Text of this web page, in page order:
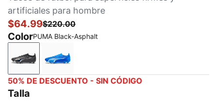
artificiales para hombre
$64.99$220.00
ColorPUMA Black-Asphalt
PUMA Black-Asphalt
Ultra Blue-PUMA White-Pro Green
50% DE DESCUENTO - SIN CÓDIGO
Talla